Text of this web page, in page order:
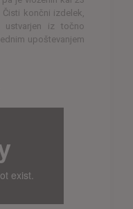
Čisti končni izdelek,
iz točno
upoštevanjem